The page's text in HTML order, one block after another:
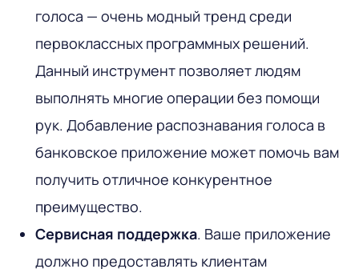
голоса — очень модный тренд среди
первоклассных программных решений.
Данный инструмент позволяет людям
выполнять многие операции без помощи
рук. Добавление распознавания голоса в
банковское приложение может помочь вам
получить отличное конкурентное
преимущество.
Сервисная поддержка. Ваше приложение
должно предоставлять клиентам